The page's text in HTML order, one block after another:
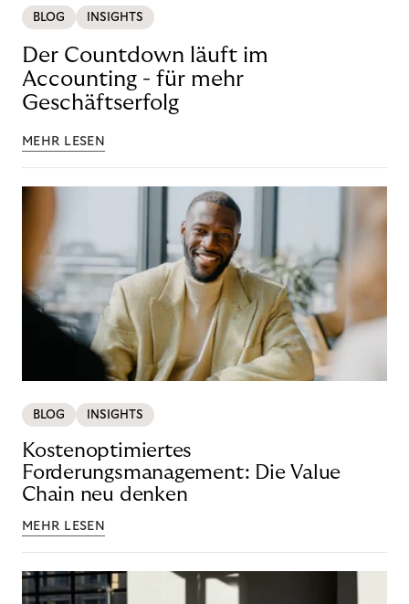
BLOG INSIGHTS
Der Countdown läuft im
Accounting - für mehr
Geschäftserfolg
MEHR LESEN
BLOG INSIGHTS
Kostenoptimiertes
Forderungsmanagement: Die Value
Chain neu denken
MEHR LESEN